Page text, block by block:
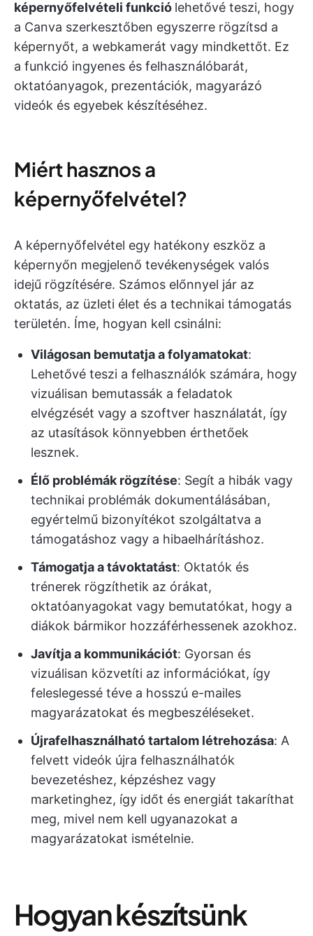
képernyőfelvételi funkció lehetővé teszi, hogy
a Canva szerkesztőben egyszerre rögzítsd a
képernyőt, a webkamerát vagy mindkettőt. Ez
a funkció ingyenes és felhasználóbarát,
oktatóanyagok, prezentációk, magyarázó
videók és egyebek készítéséhez.
Miért hasznos a
képernyőfelvétel?
A képernyőfelvétel egy hatékony eszköz a
képernyőn megjelenő tevékenységek valós
idejű rögzítésére. Számos előnnyel jár az
oktatás, az üzleti élet és a technikai támogatás
területén. Íme, hogyan kell csinálni:
Világosan bemutatja a folyamatokat:
Lehetővé teszi a felhasználók számára, hogy
vizuálisan bemutassák a feladatok
elvégzését vagy a szoftver használatát, így
az utasítások könnyebben érthetőek
lesznek.
Élő problémák rögzítése: Segít a hibák vagy
technikai problémák dokumentálásában,
egyértelmű bizonyítékot szolgáltatva a
támogatáshoz vagy a hibaelhárításhoz.
Támogatja a távoktatást: Oktatók és
trénerek rögzíthetik az órákat,
oktatóanyagokat vagy bemutatókat, hogy a
diákok bármikor hozzáférhessenek azokhoz.
Javítja a kommunikációt: Gyorsan és
vizuálisan közvetíti az információkat, így
feleslegessé téve a hosszú e-mailes
magyarázatokat és megbeszéléseket.
Újrafelhasználható tartalom létrehozása: A
felvett videók újra felhasználhatók
bevezetéshez, képzéshez vagy
marketinghez, így időt és energiát takaríthat
meg, mivel nem kell ugyanazokat a
magyarázatokat ismételnie.
Hogyan készítsünk